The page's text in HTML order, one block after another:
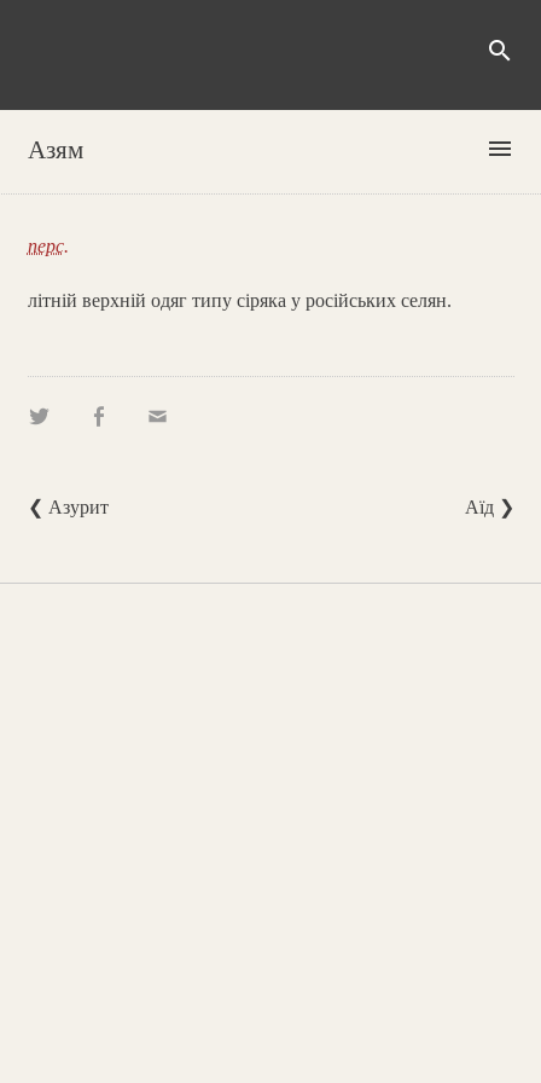
search
Азям menu
перс.
літній верхній одяг типу сіряка у російських селян.
❮ Азурит Аїд ❯